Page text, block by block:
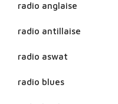
radio anglaise
radio antillaise
radio aswat
radio blues